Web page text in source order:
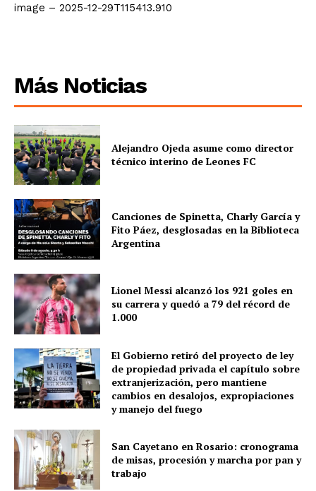
image – 2025-12-29T115413.910
Más Noticias
Alejandro Ojeda asume como director
técnico interino de Leones FC
Canciones de Spinetta, Charly García y
Fito Páez, desglosadas en la Biblioteca
Argentina
Lionel Messi alcanzó los 921 goles en
su carrera y quedó a 79 del récord de
1.000
El Gobierno retiró del proyecto de ley
de propiedad privada el capítulo sobre
extranjerización, pero mantiene
cambios en desalojos, expropiaciones
y manejo del fuego
San Cayetano en Rosario: cronograma
de misas, procesión y marcha por pan y
trabajo